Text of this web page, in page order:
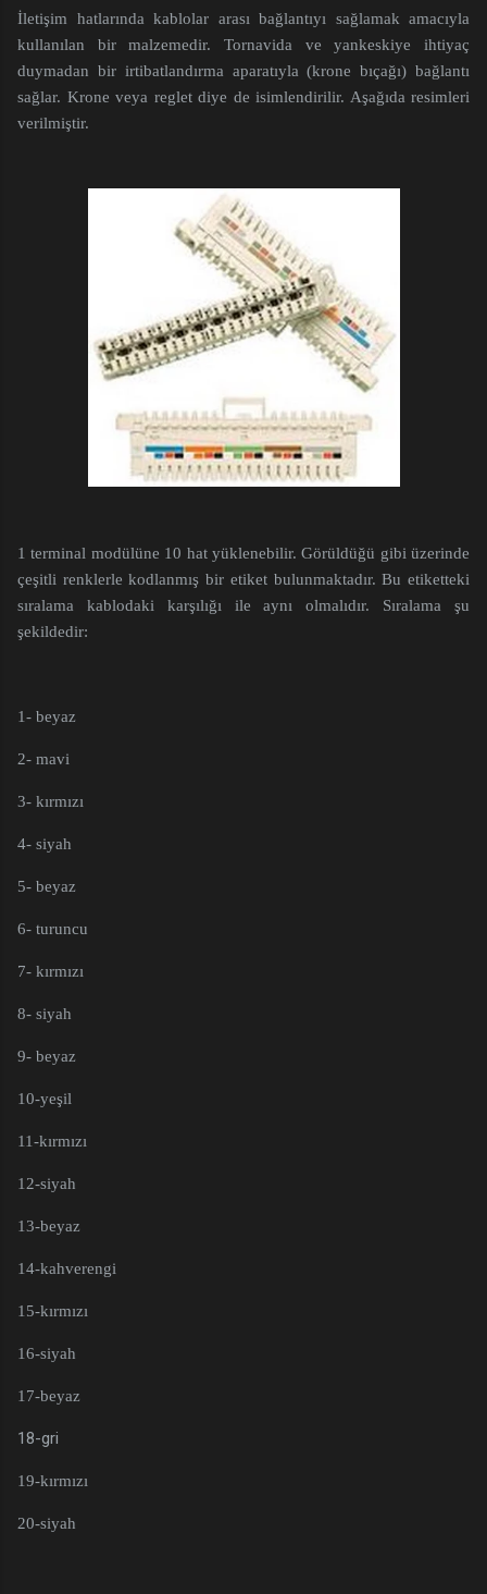
İletişim hatlarında kablolar arası bağlantıyı sağlamak amacıyla
kullanılan bir malzemedir. Tornavida ve yankeskiye ihtiyaç
duymadan bir irtibatlandırma aparatıyla (krone bıçağı) bağlantı
sağlar. Krone veya reglet diye de isimlendirilir. Aşağıda resimleri
verilmiştir.
1 terminal modülüne 10 hat yüklenebilir. Görüldüğü gibi üzerinde
çeşitli renklerle kodlanmış bir etiket bulunmaktadır. Bu etiketteki
sıralama kablodaki karşılığı ile aynı olmalıdır. Sıralama şu
şekildedir:
1- beyaz
2- mavi
3- kırmızı
4- siyah
5- beyaz
6- turuncu
7- kırmızı
8- siyah
9- beyaz
10-yeşil
11-kırmızı
12-siyah
13-beyaz
14-kahverengi
15-kırmızı
16-siyah
17-beyaz
18-gri
19-kırmızı
20-siyah